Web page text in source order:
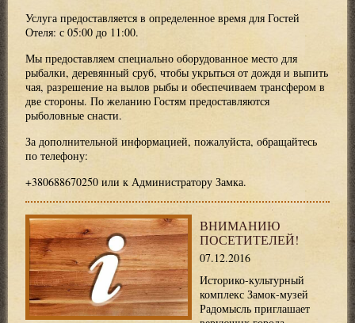
Услуга предоставляется в определенное время для Гостей
Отеля: с 05:00 до 11:00.
Мы предоставляем специально оборудованное место для
рыбалки, деревянный сруб, чтобы укрыться от дождя и выпить
чая, разрешение на вылов рыбы и обеспечиваем трансфером в
две стороны. По желанию Гостям предоставляются
рыболовные снасти.
За дополнительной информацией, пожалуйста, обращайтесь
по телефону:
+380688670250 или к Администратору Замка.
ВНИМАНИЮ
ПОСЕТИТЕЛЕЙ!
07.12.2016
Историко-культурный
комплекс Замок-музей
Радомысль приглашает